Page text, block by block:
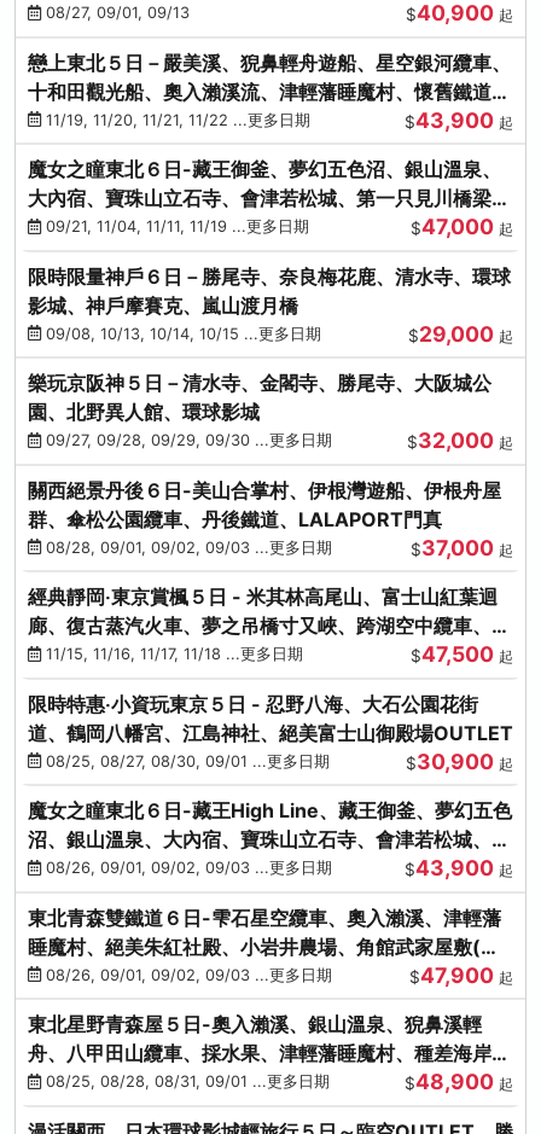
紅社殿（仙台／青森）
08/27, 09/01, 09/13 $40,900 起
戀上東北５日－嚴美溪、猊鼻輕舟遊船、星空銀河纜車、
十和田觀光船、奧入瀨溪流、津輕藩睡魔村、懷舊鐵道
（青森／仙台）
11/19, 11/20, 11/21, 11/22 ...更多日期 $43,900 起
魔女之瞳東北６日-藏王御釜、夢幻五色沼、銀山溫泉、
大內宿、寶珠山立石寺、會津若松城、第一只見川橋梁、
燒肉吃到飽
09/21, 11/04, 11/11, 11/19 ...更多日期 $47,000 起
限時限量神戶６日－勝尾寺、奈良梅花鹿、清水寺、環球
影城、神戶摩賽克、嵐山渡月橋
09/08, 10/13, 10/14, 10/15 ...更多日期 $29,000 起
樂玩京阪神５日－清水寺、金閣寺、勝尾寺、大阪城公
園、北野異人館、環球影城
09/27, 09/28, 09/29, 09/30 ...更多日期 $32,000 起
關西絕景丹後６日-美山合掌村、伊根灣遊船、伊根舟屋
群、傘松公園纜車、丹後鐵道、LALAPORT門真
08/28, 09/01, 09/02, 09/03 ...更多日期 $37,000 起
經典靜岡‧東京賞楓５日 - 米其林高尾山、富士山紅葉迴
廊、復古蒸汽火車、夢之吊橋寸又峽、跨湖空中纜車、抹
茶體驗、三溪園
11/15, 11/16, 11/17, 11/18 ...更多日期 $47,500 起
限時特惠‧小資玩東京５日 - 忍野八海、大石公園花街
道、鶴岡八幡宮、江島神社、絕美富士山御殿場OUTLET
08/25, 08/27, 08/30, 09/01 ...更多日期 $30,900 起
魔女之瞳東北６日-藏王High Line、藏王御釜、夢幻五色
沼、銀山溫泉、大內宿、寶珠山立石寺、會津若松城、燒
肉吃到飽
08/26, 09/01, 09/02, 09/03 ...更多日期 $43,900 起
東北青森雙鐵道６日-雫石星空纜車、奧入瀨溪、津輕藩
睡魔村、絕美朱紅社殿、小岩井農場、角館武家屋敷(不
進免稅店)
08/26, 09/01, 09/02, 09/03 ...更多日期 $47,900 起
東北星野青森屋５日-奧入瀨溪、銀山溫泉、猊鼻溪輕
舟、八甲田山纜車、採水果、津輕藩睡魔村、種差海岸、
法式料理(不進免稅店)
08/25, 08/28, 08/31, 09/01 ...更多日期 $48,900 起